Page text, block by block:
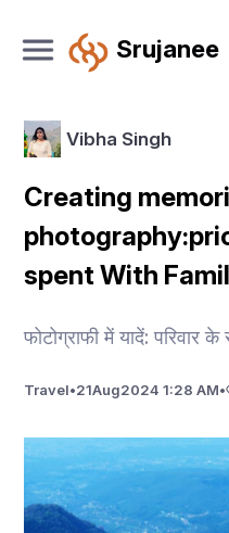
Srujanee
Vibha Singh
Creating
spent With
फोटोग्राफी में यादें: परिवार
Travel•21Aug2024 1:28 AM•